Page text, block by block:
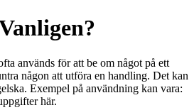
används för att be om något på ett
någon att utföra en handling. Det kan
Exempel på användning kan vara:
här.